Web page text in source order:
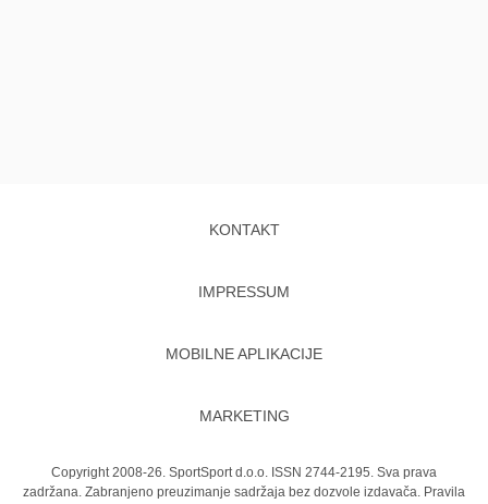
KONTAKT
IMPRESSUM
MOBILNE APLIKACIJE
MARKETING
Copyright 2008-26. SportSport d.o.o. ISSN 2744-2195. Sva prava
zadržana. Zabranjeno preuzimanje sadržaja bez dozvole izdavača. Pravila